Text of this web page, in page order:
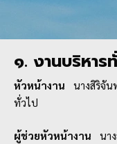
๑. งานบริหาร
หัวหน้างาน
นางสิริจั
ทั่วไป
ผู้ช่วยหัวหน้างาน นา